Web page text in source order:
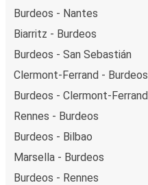
Burdeos - Nantes
Biarritz - Burdeos
Burdeos - San Sebastián
Clermont-Ferrand - Burdeos
Burdeos - Clermont-Ferrand
Rennes - Burdeos
Burdeos - Bilbao
Marsella - Burdeos
Burdeos - Rennes